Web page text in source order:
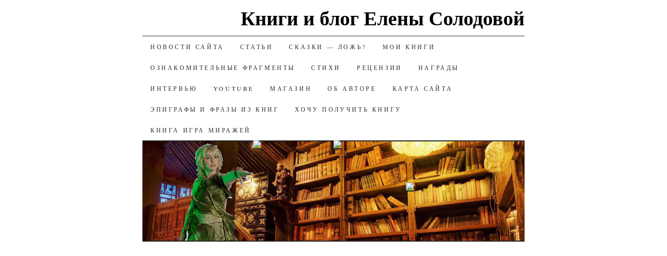
Книги и блог Елены Солодовой
К СОДЕРЖАНИЮ
НОВОСТИ САЙТА СТАТЬИ СКАЗКИ — ЛОЖЬ? МОИ КНИГИ
ОЗНАКОМИТЕЛЬНЫЕ ФРАГМЕНТЫ СТИХИ РЕЦЕНЗИИ НАГРАДЫ
ИНТЕРВЬЮ YOUTUBE МАГАЗИН ОБ АВТОРЕ КАРТА САЙТА
ЭПИГРАФЫ И ФРАЗЫ ИЗ КНИГ ХОЧУ ПОЛУЧИТЬ КНИГУ
КНИГА ИГРА МИРАЖЕЙ